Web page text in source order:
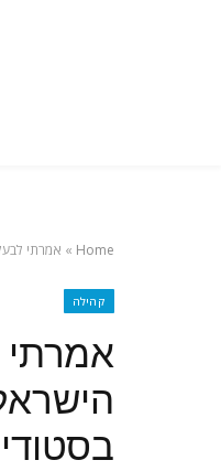
Home
» אמרתי
קהילה
אמרתי